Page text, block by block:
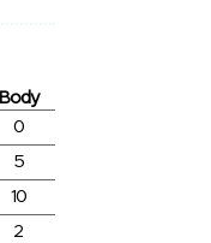
Body
0
5
10
2